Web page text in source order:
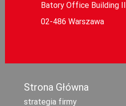
Batory Office Building II
02-486 Warszawa
Strona Główna
strategia firmy